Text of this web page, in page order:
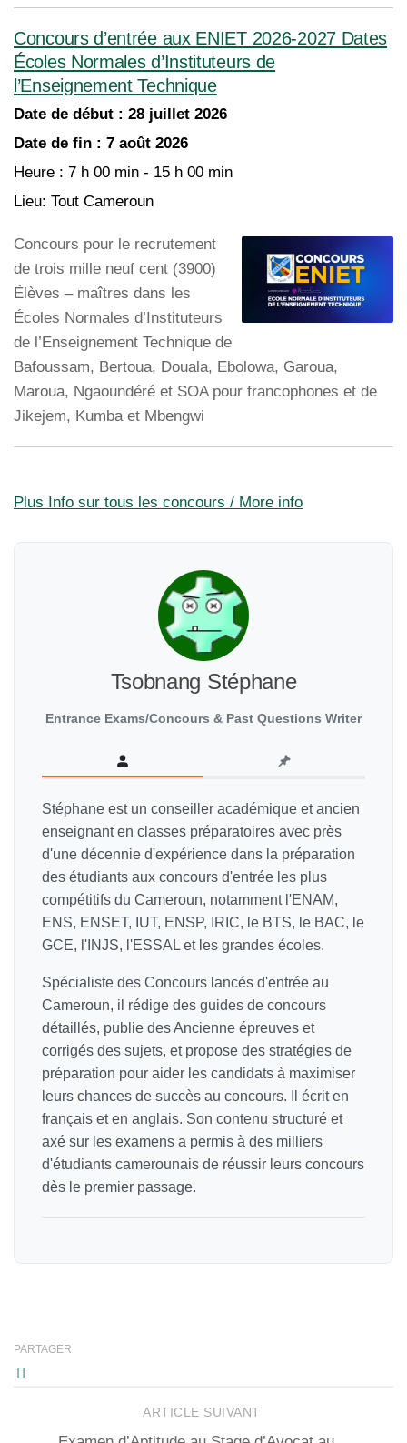
Concours d’entrée aux ENIET 2026-2027 Dates
Écoles Normales d’Instituteurs de
l’Enseignement Technique
Date de début : 28 juillet 2026
Date de fin : 7 août 2026
Heure : 7 h 00 min - 15 h 00 min
Lieu: Tout Cameroun
Concours pour le recrutement
de trois mille neuf cent (3900)
Élèves – maîtres dans les
Écoles Normales d’Instituteurs
de l’Enseignement Technique de
Bafoussam, Bertoua, Douala, Ebolowa, Garoua,
Maroua, Ngaoundéré et SOA pour francophones et de
Jikejem, Kumba et Mbengwi
Plus Info sur tous les concours / More info
Tsobnang Stéphane
Entrance Exams/Concours & Past Questions Writer
Stéphane est un conseiller académique et ancien
enseignant en classes préparatoires avec près
d'une décennie d'expérience dans la préparation
des étudiants aux concours d'entrée les plus
compétitifs du Cameroun, notamment l'ENAM,
ENS, ENSET, IUT, ENSP, IRIC, le BTS, le BAC, le
GCE, l'INJS, l'ESSAL et les grandes écoles.
Spécialiste des Concours lancés d'entrée au
Cameroun, il rédige des guides de concours
détaillés, publie des Ancienne épreuves et
corrigés des sujets, et propose des stratégies de
préparation pour aider les candidats à maximiser
leurs chances de succès au concours. Il écrit en
français et en anglais. Son contenu structuré et
axé sur les examens a permis à des milliers
d'étudiants camerounais de réussir leurs concours
dès le premier passage.
PARTAGER
ARTICLE SUIVANT